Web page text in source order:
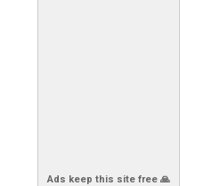
Ads keep this site free 🙏